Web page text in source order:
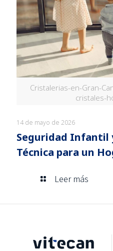
Cristalerias-en-Gran-
cristales-
14 de mayo de 2026
Seguridad Infantil
Técnica para un
Leer más